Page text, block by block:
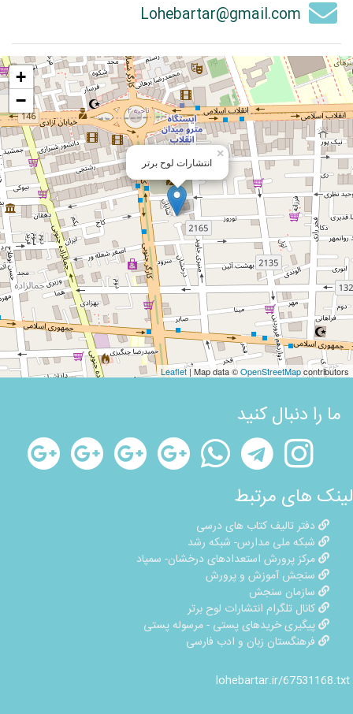
Lohebartar@gmail.com
انتشارات لوح برتر
×
+
−
Leaflet| Map data ©OpenStreetMapcontributors
ما را دنبال کنید
لینک های مرتبط
دفتر تالیف کتاب های درسی
شبکه ملی مدارس- شبکه رشد
مرکز پرورش استعدادهای درخشان- سمپاد
سنجش آموزش و پرورش
سازمان سنجش
کانال تلگرام انتشارات لوح برتر
پیگیری خریدهای پستی - مرسوله پستی
فرهنگستان زبان و ادب فارسی
lohebartar.ir/67531168.txt